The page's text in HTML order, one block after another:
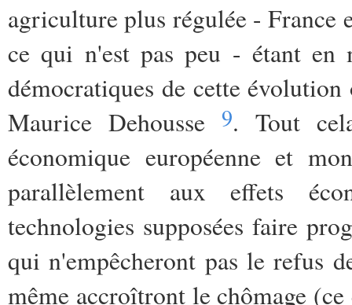
agriculture plus régulée - France
ce qui n'est pas peu - étant en
démocratiques de cette
Maurice Dehousse 9. Tout
économique européenne et
parallèlement aux effets
technologies supposées faire
qui n'empêcheront pas le refus
même accroîtront le chômage